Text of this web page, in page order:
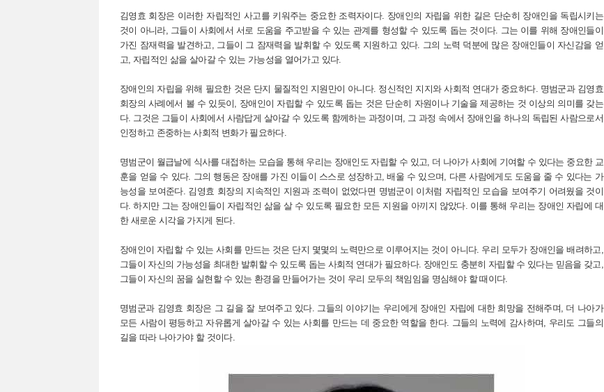
김영효 회장은 이러한 자립적인 사고를 키워주는 중요한 조력자이다. 장애인의 자립을 위한 길은 단순히 장애인을 독립시키는
것이 아니라, 그들이 사회에서 서로 도움을 주고받을 수 있는 관계를 형성할 수 있도록 돕는 것이다. 그는 이를 위해 장애인들이
가진 잠재력을 발견하고, 그들이 그 잠재력을 발휘할 수 있도록 지원하고 있다. 그의 노력 덕분에 많은 장애인들이 자신감을 얻
고, 자립적인 삶을 살아갈 수 있는 가능성을 열어가고 있다.
장애인의 자립을 위해 필요한 것은 단지 물질적인 지원만이 아니다. 정신적인 지지와 사회적 연대가 중요하다. 명범군과 김영효
회장의 사례에서 볼 수 있듯이, 장애인이 자립할 수 있도록 돕는 것은 단순히 자원이나 기술을 제공하는 것 이상의 의미를 갖는
다. 그것은 그들이 사회에서 사람답게 살아갈 수 있도록 함께하는 과정이며, 그 과정 속에서 장애인을 하나의 독립된 사람으로서
인정하고 존중하는 사회적 변화가 필요하다.
명범군이 월급날에 식사를 대접하는 모습을 통해 우리는 장애인도 자립할 수 있고, 더 나아가 사회에 기여할 수 있다는 중요한 교
훈을 얻을 수 있다. 그의 행동은 장애를 가진 이들이 스스로 성장하고, 배울 수 있으며, 다른 사람에게도 도움을 줄 수 있다는 가
능성을 보여준다. 김영효 회장의 지속적인 지원과 조력이 없었다면 명범군이 이처럼 자립적인 모습을 보여주기 어려웠을 것이
다. 하지만 그는 장애인들이 자립적인 삶을 살 수 있도록 필요한 모든 지원을 아끼지 않았다. 이를 통해 우리는 장애인 자립에 대
한 새로운 시각을 가지게 된다.
장애인이 자립할 수 있는 사회를 만드는 것은 단지 몇몇의 노력만으로 이루어지는 것이 아니다. 우리 모두가 장애인을 배려하고,
그들이 자신의 가능성을 최대한 발휘할 수 있도록 돕는 사회적 연대가 필요하다. 장애인도 충분히 자립할 수 있다는 믿음을 갖고,
그들이 자신의 꿈을 실현할 수 있는 환경을 만들어가는 것이 우리 모두의 책임임을 명심해야 할 때이다.
명범군과 김영효 회장은 그 길을 잘 보여주고 있다. 그들의 이야기는 우리에게 장애인 자립에 대한 희망을 전해주며, 더 나아가
모든 사람이 평등하고 자유롭게 살아갈 수 있는 사회를 만드는 데 중요한 역할을 한다. 그들의 노력에 감사하며, 우리도 그들의
길을 따라 나아가야 할 것이다.